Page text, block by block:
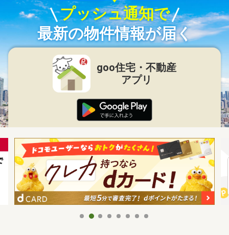
プッシュ通知で
最新の物件情報が届く
goo住宅・不動産
アプリ